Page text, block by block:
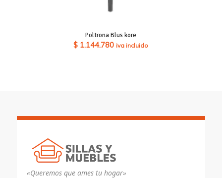
Poltrona Blus kore
$ 1.144.780 iva incluido
«Queremos que ames tu hogar»